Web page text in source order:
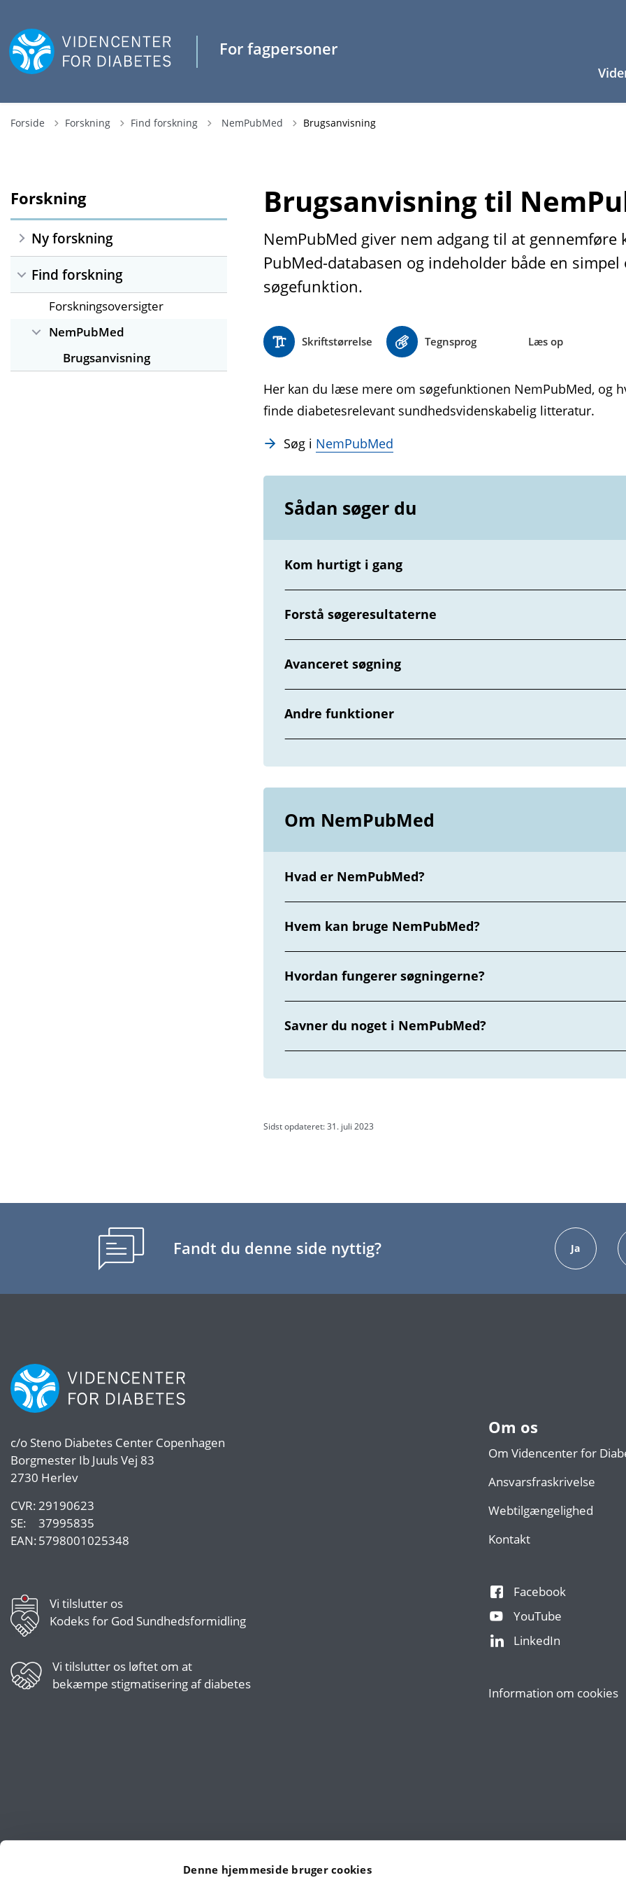
Denne hjemmeside bruger cookies
Forside Forskning Find forskning Tilbage til
NemPubMed Brugsanvisning
Forskning
Ny forskning
Find forskning
Forskningsoversigter
NemPubMed
Brugsanvisning
Brugsanvisning til
NemPubMed giver nem adgang til at gennemføre
PubMed-databasen og indeholder både en simpel
søgefunktion.
Skriftstørrelse Tegnsprog Læs op
Her kan du læse mere om søge­funktionen NemPubMed, og
finde diabetes­relevant sundheds­videnskabelig litteratur.
Søg i NemPubMed
Sådan søger du
Kom hurtigt i gang
Forstå søgeresultaterne
Avanceret søgning
Andre funktioner
Om NemPubMed
Hvad er NemPubMed?
Hvem kan bruge NemPubMed?
Hvordan fungerer søgningerne?
Savner du noget i NemPubMed?
Sidst opdateret: 31. juli 2023
Fandt du denne side nyttig? Ja
c/o Steno Diabetes Center Copenhagen
Borgmester Ib Juuls Vej 83
2730 Herlev
CVR:29190623
SE:
37995835
EAN:5798001025348
Vi tilslutter os
Kodeks for God Sundhedsformidling
Vi tilslutter os løftet om at
bekæmpe stigmatisering af diabetes
Om os
Om Videncenter for
Ansvarsfraskrivelse
Webtilgængelighed
Kontakt
Facebook
YouTube
LinkedIn
Information om cookies